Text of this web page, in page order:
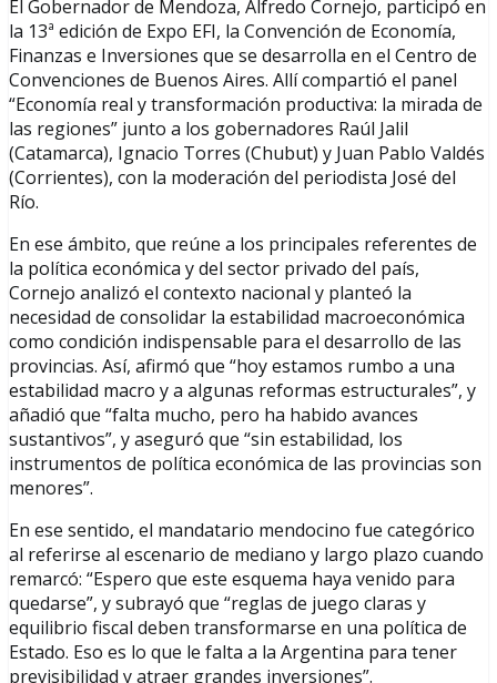
El Gobernador de Mendoza, Alfredo Cornejo, participó en
la 13ª edición de Expo EFI, la Convención de Economía,
Finanzas e Inversiones que se desarrolla en el Centro de
Convenciones de Buenos Aires. Allí compartió el panel
“Economía real y transformación productiva: la mirada de
las regiones” junto a los gobernadores Raúl Jalil
(Catamarca), Ignacio Torres (Chubut) y Juan Pablo Valdés
(Corrientes), con la moderación del periodista José del
Río.
En ese ámbito, que reúne a los principales referentes de
la política económica y del sector privado del país,
Cornejo analizó el contexto nacional y planteó la
necesidad de consolidar la estabilidad macroeconómica
como condición indispensable para el desarrollo de las
provincias. Así, afirmó que “hoy estamos rumbo a una
estabilidad macro y a algunas reformas estructurales”, y
añadió que “falta mucho, pero ha habido avances
sustantivos”, y aseguró que “sin estabilidad, los
instrumentos de política económica de las provincias son
menores”.
En ese sentido, el mandatario mendocino fue categórico
al referirse al escenario de mediano y largo plazo cuando
remarcó: “Espero que este esquema haya venido para
quedarse”, y subrayó que “reglas de juego claras y
equilibrio fiscal deben transformarse en una política de
Estado. Eso es lo que le falta a la Argentina para tener
previsibilidad y atraer grandes inversiones”.